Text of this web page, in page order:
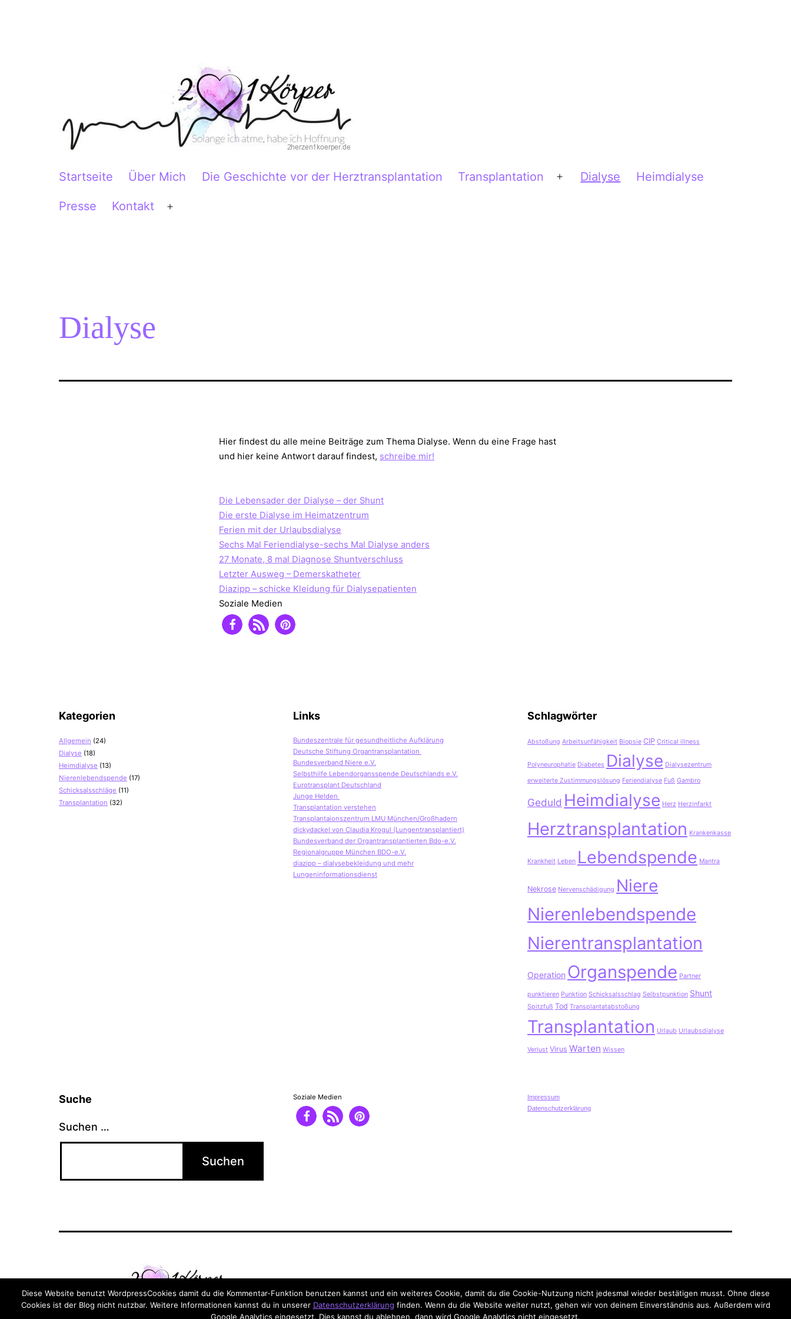
Startseite Über Mich Die Geschichte vor der Herztransplantation Transplantation
Menü
Dialyse Heimdialyse
Presse Kontakt
Dialyse
Hier findest du alle meine Beiträge zum Thema Dialyse. Wenn du eine Frage hast
und hier keine Antwort darauf findest, schreibe mir!
Die Lebensader der Dialyse – der Shunt
Die erste Dialyse im Heimatzentrum
Ferien mit der Urlaubsdialyse
Sechs Mal Feriendialyse-sechs Mal Dialyse anders
27 Monate, 8 mal Diagnose Shuntverschluss
Letzter Ausweg – Demerskatheter
Diazipp – schicke Kleidung für Dialysepatienten
Soziale Medien
Kategorien
Allgemein (24)
Dialyse (18)
Heimdialyse (13)
Nierenlebendspende (17)
Schicksalsschläge (11)
Transplantation (32)
Links
Bundeszentrale für gesundheitliche Aufklärung
Deutsche Stiftung Organtransplantation
Bundesverband Niere e.V.
Selbsthilfe Lebendorgansspende Deutschlands e.V.
Eurotransplant Deutschland
Junge Helden
Transplantation verstehen
Transplantaionszentrum LMU München/Großhadern
dickydackel von Claudia Krogul (Lungentransplantiert)
Bundesverband der Organtransplantierten Bdo-e.V.
Regionalgruppe München BDO-e.V.
diazipp – dialysebekleidung und mehr
Lungeninformationsdienst
Schlagwörter
Abstoßung Arbeitsunfähigkeit Biopsie CIP Critical illness
Polyneurophatie Diabetes Dialyse Dialysezentrum
erweiterte Zustimmungslösung Feriendialyse Fuß Gambro
Geduld Heimdialyse Herz Herzinfarkt
Herztransplantation Krankenkasse
Krankheit Leben Lebendspende Mantra
Nekrose Nervenschädigung Niere
Nierenlebendspende
Nierentransplantation
Operation Organspende Partner
punktieren Punktion Schicksalsschlag Selbstpunktion Shunt
Spitzfuß Tod Transplantatabstoßung
Transplantation Urlaub Urlaubsdialyse
Verlust Virus Warten Wissen
Suche
Suchen …
Soziale Medien
Impressum
Datenschutzerklärung
Datenschutzerklärung
Diese Website benutzt WordpressCookies damit du die Kommentar-Funktion benutzen kannst und ein weiteres Cookie, damit du die Cookie-Nutzung nicht jedesmal wieder bestätigen musst. Ohne diese
Cookies ist der Blog nicht nutzbar. Weitere Informationen kannst du in unserer Datenschutzerklärung finden. Wenn du die Website weiter nutzt, gehen wir von deinem Einverständnis aus. Außerdem wird
Google Analytics eingesetzt. Dies kannst du ablehnen, dann wird Google Analytics nicht eingesetzt.